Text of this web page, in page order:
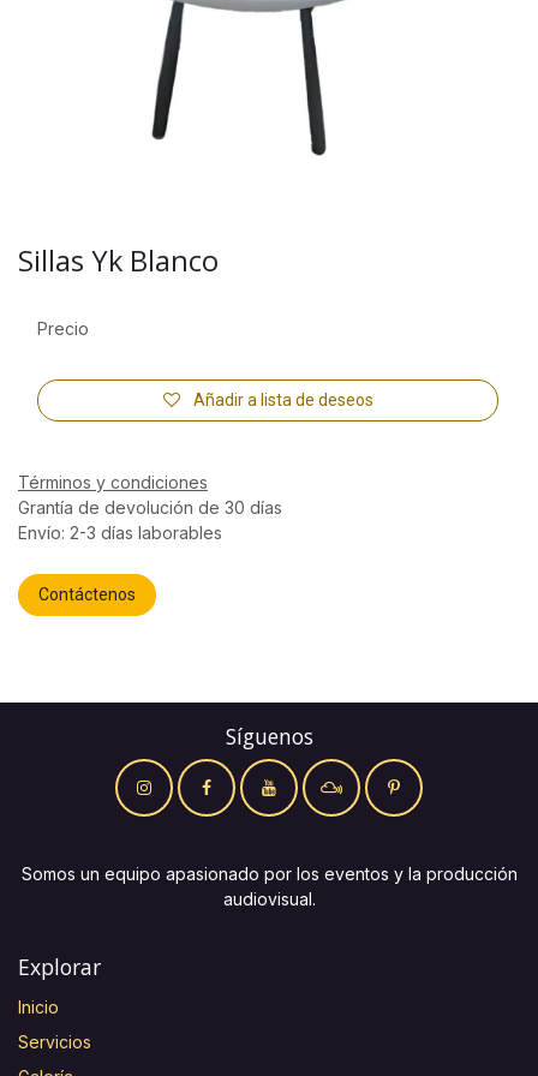
Sillas Yk Blanco
Añadir a lista de deseos
Precio
Términos y condiciones
Grantía de devolución de 30 días
Envío: 2-3 días laborables
Contáctenos
Síguenos
Somos un equipo apasionado por los eventos y la producción
audiovisual.
Explorar
Inicio
Servicios